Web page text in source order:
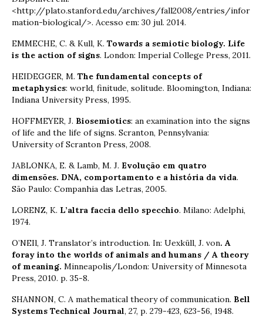
<http://plato.stanford.edu/archives/fall2008/entries/infor
mation-biological/>. Acesso em: 30 jul. 2014.
EMMECHE, C. & Kull, K. Towards a semiotic biology. Life
is the action of signs. London: Imperial College Press, 2011.
HEIDEGGER, M. The fundamental concepts of
metaphysics: world, finitude, solitude. Bloomington, Indiana:
Indiana University Press, 1995.
HOFFMEYER, J. Biosemiotics: an examination into the signs
of life and the life of signs. Scranton, Pennsylvania:
University of Scranton Press, 2008.
JABLONKA, E. & Lamb, M. J. Evolução em quatro
dimensões. DNA, comportamento e a história da vida.
São Paulo: Companhia das Letras, 2005.
LORENZ, K. L’altra faccia dello specchio. Milano: Adelphi,
1974.
O’NEIl, J. Translator’s introduction. In: Uexküll, J. von. A
foray into the worlds of animals and humans / A theory
of meaning. Minneapolis/London: University of Minnesota
Press, 2010. p. 35-8.
SHANNON, C. A mathematical theory of communication. Bell
Systems Technical Journal, 27, p. 279-423, 623-56, 1948.